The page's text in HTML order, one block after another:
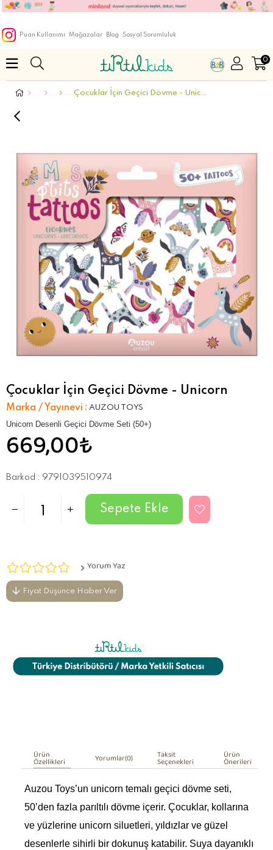
Puan Kullanımı Mağazalar Blog Sosyal Sorumluluk
0
Çocuklar İçin Geçici Dövme - Unicorn
Çocuklar İçin Geçici Dövme - Unicorn
Marka / Yayınevi : AUZOU TOYS
Unicorn Desenli Geçici Dövme Seti (50+)
669,00₺
Barkod : 9791039510974
Yorum Yaz
Fiyat Düşünce Haber Ver
Ürün
Özellikleri Yorumlar(0) Taksit
Seçenekleri Ürün
Önerileri
Auzou Toys’un unicorn temalı geçici dövme seti,
50’den fazla parıltılı dövme içerir. Çocuklar, kollarına
ve yüzlerine unicorn siluetleri, yıldızlar ve güzel
desenlerle sihirli bir dokunuş katabilir. Suya dayanıklı